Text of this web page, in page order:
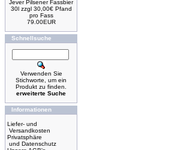
Jever Pilsener Fassbier
30l zzgl 30,00€ Pfand
pro Fass
79.00EUR
Schnellsuche
Verwenden Sie
Stichworte, um ein
Produkt zu finden.
erweiterte Suche
Informationen
Liefer- und
Versandkosten
Privatsphäre
und Datenschutz